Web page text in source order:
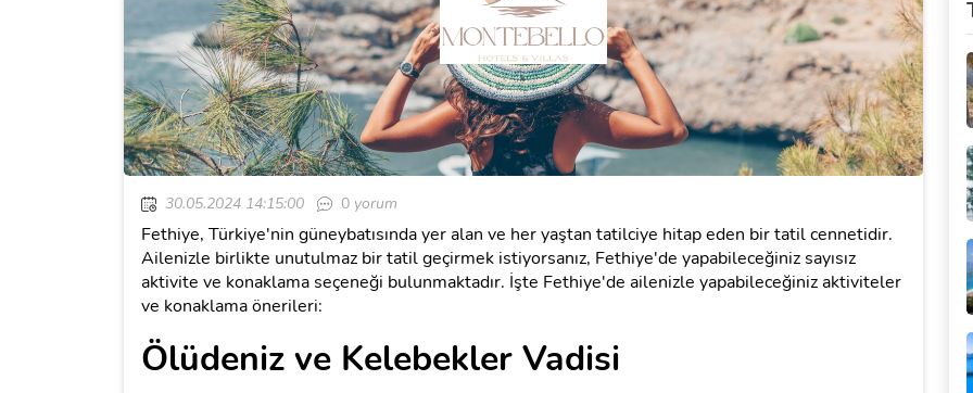
30.05.2024 14:15:00 0 yorum
Fethiye, Türkiye'nin güneybatısında yer alan ve her yaştan tatilciye hitap eden bir tatil cennetidir.
Ailenizle birlikte unutulmaz bir tatil geçirmek istiyorsanız, Fethiye'de yapabileceğiniz sayısız
aktivite ve konaklama seçeneği bulunmaktadır. İşte Fethiye'de ailenizle yapabileceğiniz aktiviteler
ve konaklama önerileri:
Ölüdeniz ve Kelebekler Vadisi